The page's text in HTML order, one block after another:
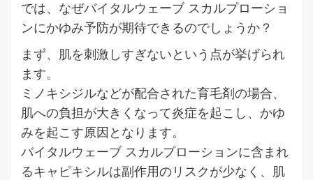
では、なぜバイタルウェーブ スカルプローショ
ンにかゆみ予防が期待できるのでしょうか？
まず、肌を刺激しすぎないという点が挙げられ
ます。
ミノキシジルなどが配合された育毛剤の場合、
肌への負担が大きくなって炎症を起こし、かゆ
みを起こす原因となります。
バイタルウェーブ スカルプローションに含まれ
るキャピキシルは副作用のリスクが少なく、肌